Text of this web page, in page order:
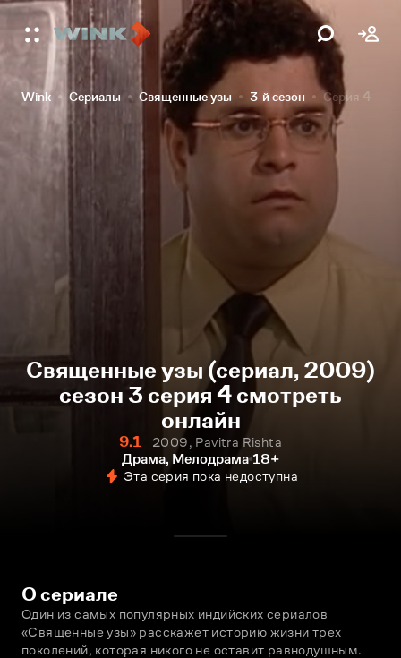
Wink Сериалы Священные узы 3-й сезон Серия 4
Священные узы (сериал, 2009)
сезон 3 серия 4 смотреть
онлайн
9.1
2009, Pavitra Rishta
Драма, Мелодрама 18+
Эта серия пока недоступна
О сериале
Один из самых популярных индийских сериалов
«Священные узы» расскажет историю жизни трех
поколений, которая никого не оставит равнодушным.